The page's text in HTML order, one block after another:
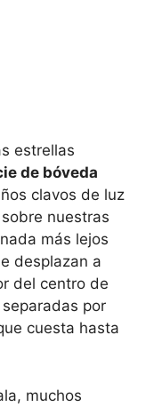
estrellas
de bóveda
clavos de luz
nuestras
más lejos
desplazan a
del centro de
por
cuesta hasta
muchos